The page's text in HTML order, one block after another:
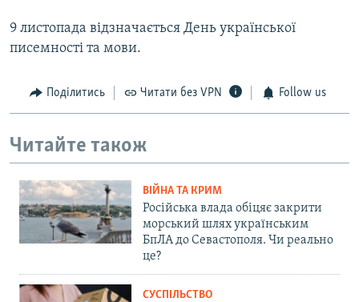
9 листопада відзначається День української
писемності та мови.
Поділитись Читати без VPN Follow us
Читайте також
ВІЙНА ТА КРИМ
Російська влада обіцяє закрити
морський шлях українським
БпЛА до Севастополя. Чи реально
це?
СУСПІЛЬСТВО